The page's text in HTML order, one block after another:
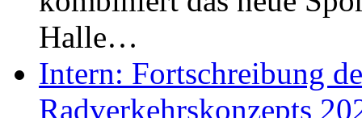
Halle…
Intern: Fortschreibung
Radverkehrskonzepts